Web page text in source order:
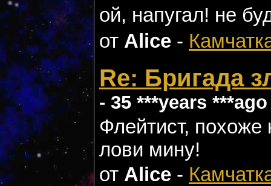
ой, напугал! не
от Alice -
Re: Бригада
- 35 ***years ***ago
Флейтист, похоже
лови мину!
от Alice -